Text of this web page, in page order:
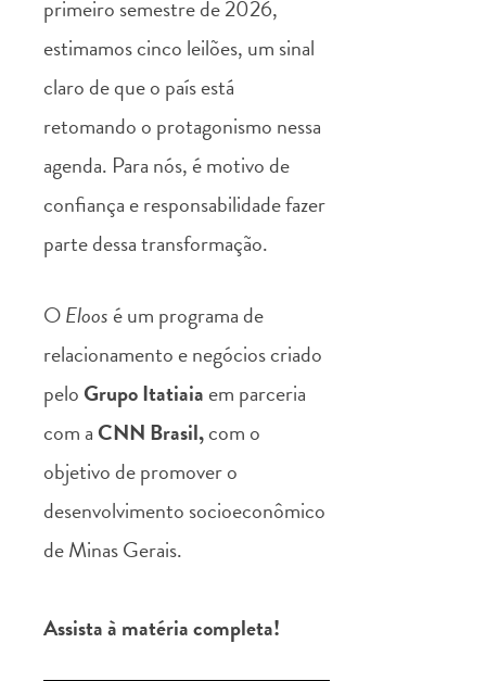
primeiro semestre de 2026,
estimamos cinco leilões, um sinal
claro de que o país está
retomando o protagonismo nessa
agenda. Para nós, é motivo de
confiança e responsabilidade fazer
parte dessa transformação.
OEloos é um programa de
relacionamento e negócios criado
peloGrupo Itatiaia em parceria
com aCNN Brasil,com o
objetivo de promover o
desenvolvimento socioeconômico
de Minas Gerais.
Assista à matéria completa!